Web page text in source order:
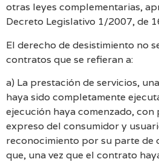
otras leyes complementarias,
Decreto Legislativo 1/2007, de
El derecho de desistimiento no
contratos que se refieran a:
a) La prestación de servicios,
haya sido completamente
ejecución haya comenzado,
expreso del consumidor y
reconocimiento por su parte de
que, una vez que el contrato